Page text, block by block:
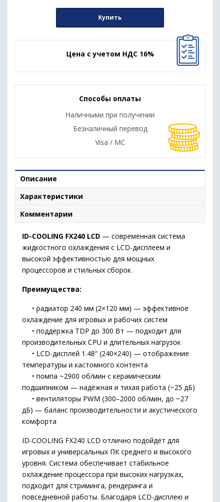
Купить
Цена с учетом НДС 16%
Способы оплаты
Наличными при получении
Безналичный перевод
Visa / MC
Описание
Характеристики
Комментарии
ID-COOLING FX240 LCD — современная система
жидкостного охлаждения с LCD-дисплеем и
высокой эффективностью для мощных
процессоров и стильных сборок.
Преимущества:
• радиатор 240 мм (2×120 мм) — эффективное
охлаждение для игровых и рабочих систем
• поддержка TDP до 300 Вт — подходит для
производительных CPU и длительных нагрузок
• LCD-дисплей 1.48″ (240×240) — отображение
температуры и кастомного контента
• помпа ~2900 об/мин с керамическим
подшипником — надёжная и тихая работа (~25 дБ)
• вентиляторы PWM (300–2000 об/мин, до ~27
дБ) — баланс производительности и акустического
комфорта
ID-COOLING FX240 LCD отлично подойдёт для
игровых и универсальных ПК среднего и высокого
уровня. Система обеспечивает стабильное
охлаждение процессора при высоких нагрузках,
подходит для стриминга, рендеринга и
повседневной работы. Благодаря LCD-дисплею и